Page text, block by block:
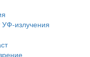
УФ-излучения